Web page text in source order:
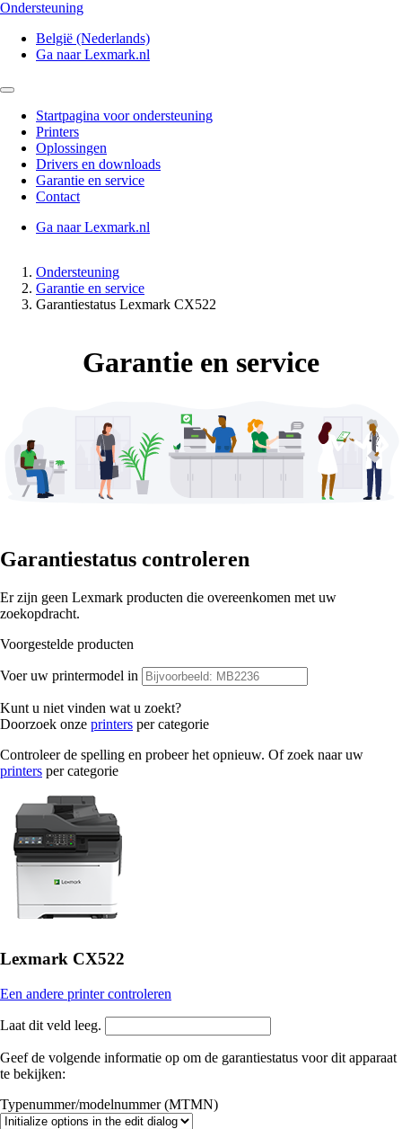
Ondersteuning
België (Nederlands)
Ga naar Lexmark.nl
Startpagina voor ondersteuning
Printers
Oplossingen
Drivers en downloads
Garantie en service
Contact
Ga naar Lexmark.nl
Ondersteuning
Garantie en service
Garantiestatus Lexmark CX522
Garantie en service
Garantiestatus controleren
Er zijn geen Lexmark producten die overeenkomen met uw
zoekopdracht.
Voorgestelde producten
Voer uw printermodel in
Kunt u niet vinden wat u zoekt?
Doorzoek onze printers per categorie
Controleer de spelling en probeer het opnieuw. Of zoek naar uw
printers per categorie
Lexmark CX522
Een andere printer controleren
Laat dit veld leeg.
Geef de volgende informatie op om de garantiestatus voor dit apparaat
te bekijken:
Typenummer/modelnummer (MTMN)